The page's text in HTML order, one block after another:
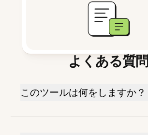
よくある質問
このツールは何をしますか？